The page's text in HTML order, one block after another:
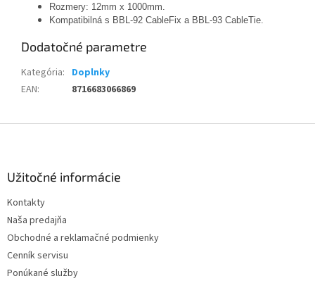
Rozmery: 12mm x 1000mm.
Kompatibilná s BBL-92 CableFix a BBL-93 CableTie.
Dodatočné parametre
Kategória: Doplnky
EAN: 8716683066869
Užitočné informácie
Kontakty
Naša predajňa
Obchodné a reklamačné podmienky
Cenník servisu
Ponúkané služby